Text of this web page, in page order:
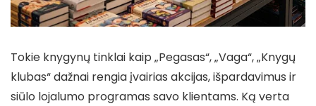
Tokie knygynų tinklai kaip „Pegasas“, „Vaga“, „Knygų
klubas“ dažnai rengia įvairias akcijas, išpardavimus ir
siūlo lojalumo programas savo klientams. Ką verta